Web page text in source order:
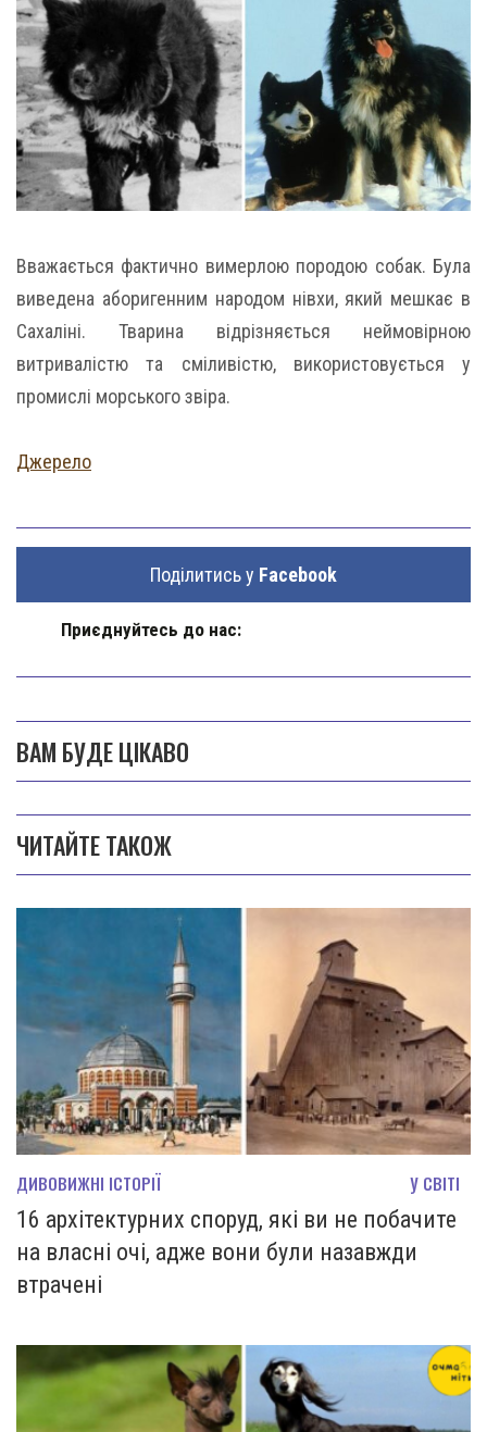
Вважається фактично вимерлою породою собак. Була
виведена аборигенним народом нівхи, який мешкає в
Сахаліні. Тварина відрізняється неймовірною
витривалістю та сміливістю, використовується у
промислі морського звіра.
Джерело
Поділитись у Facebook
Приєднуйтесь до нас:
ВАМ БУДЕ ЦІКАВО
ЧИТАЙТЕ ТАКОЖ
ДИВОВИЖНІ ІСТОРІЇ У СВІТІ
16 архітектурних споруд, які ви не побачите
на власні очі, адже вони були назавжди
втрачені